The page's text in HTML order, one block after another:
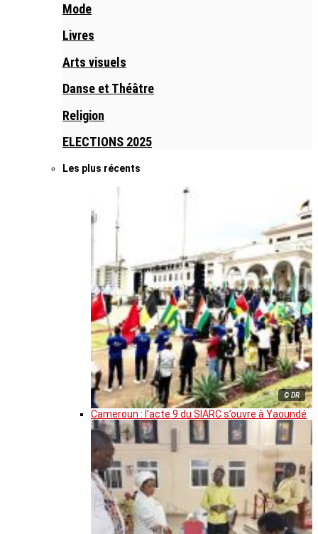
Mode
Livres
Arts visuels
Danse et Théâtre
Religion
ELECTIONS 2025
Les plus récents
© DR
Cameroun : l’acte 9 du SIARC s’ouvre à Yaoundé